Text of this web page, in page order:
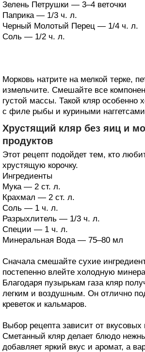
Зелень Петрушки — 3–4 веточки
Паприка — 1/3 ч. л.
Черный Молотый Перец — 1/4 ч. л.
Соль — 1/2 ч. л.
Морковь натрите на мелкой терке,
измельчите. Смешайте все
густой массы. Такой кляр особенно
с филе рыбы и куриными
Хрустящий кляр без яиц и
продуктов
Этот рецепт подойдет тем, кто
хрустящую корочку.
Ингредиенты
Мука — 2 ст. л.
Крахмал — 2 ст. л.
Соль — 1 ч. л.
Разрыхлитель — 1/3 ч. л.
Специи — 1 ч. л.
Минеральная Вода — 75–80 мл
Сначала смешайте сухие
постепенно влейте холодную
Благодаря пузырькам газа кляр
легким и воздушным. Он отлично
креветок и кальмаров.
Выбор рецепта зависит от вкусовых
Сметанный кляр делает блюдо
добавляет яркий вкус и аромат, а